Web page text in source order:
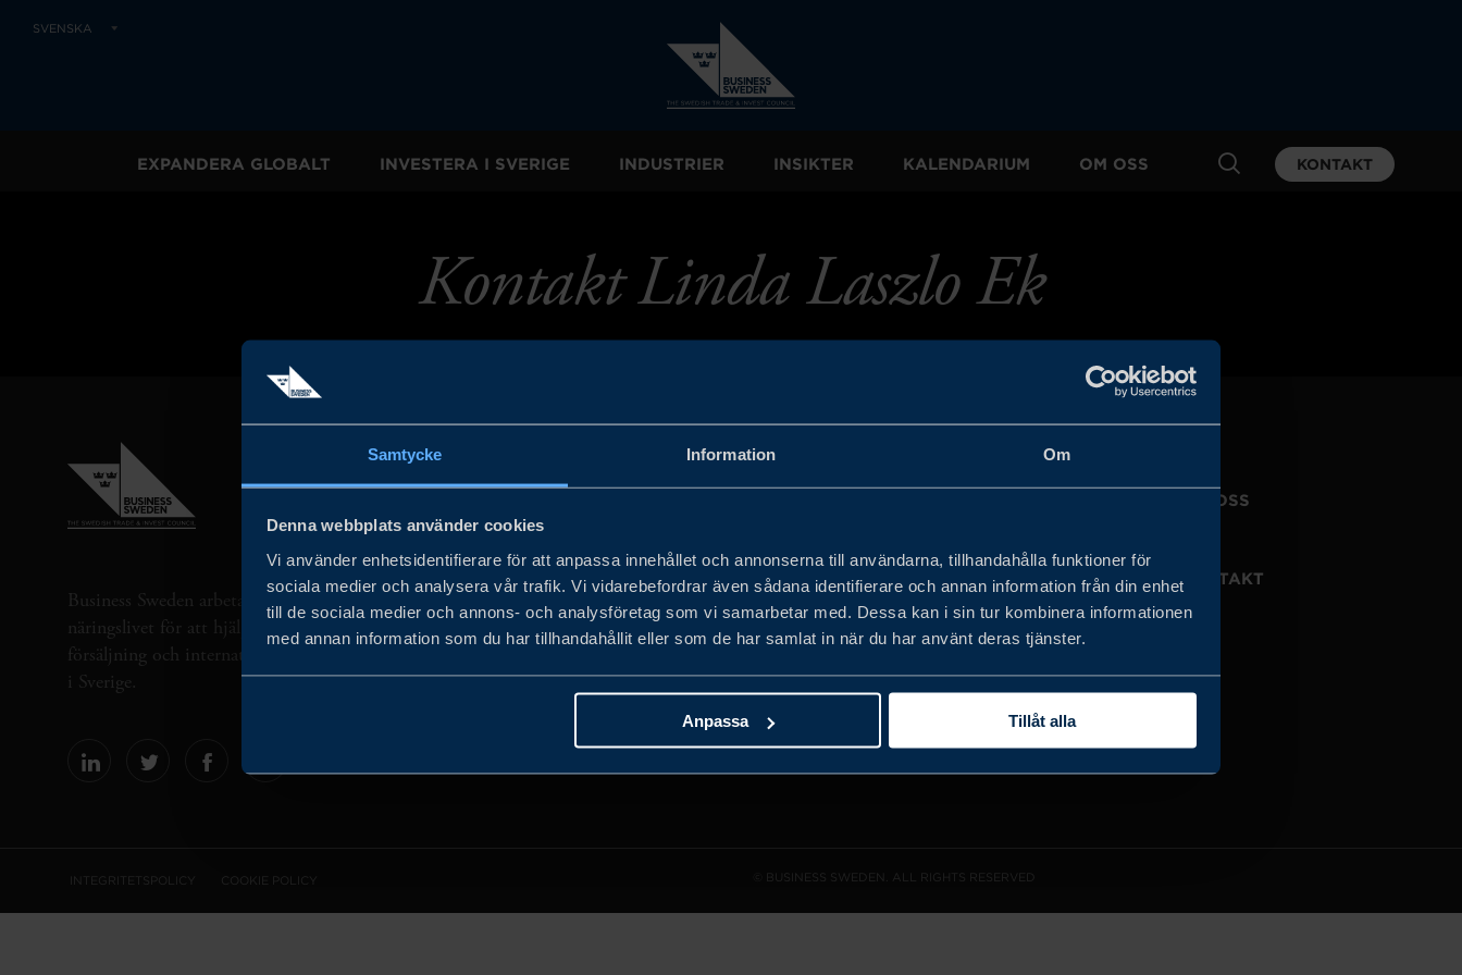
Samtycke Information Om
Denna webbplats använder cookies
Vi använder enhetsidentifierare för att anpassa innehållet och annonserna till användarna, tillhandahålla funktioner för
sociala medier och analysera vår trafik. Vi vidarebefordrar även sådana identifierare och annan information från din enhet
till de sociala medier och annons- och analysföretag som vi samarbetar med. Dessa kan i sin tur kombinera informationen
med annan information som du har tillhandahållit eller som de har samlat in när du har använt deras tjänster.
Anpassa Tillåt alla
SVENSKA
EXPANDERA GLOBALT INVESTERA I SVERIGE INDUSTRIER INSIKTER KALENDARIUM OM OSS KONTAKT
Kontakt Linda Laszlo Ek
Business Sweden arbetar på uppdrag av regeringen och det privata
näringslivet för att hjälpa svenska företag att öka sin globala
försäljning och internationella företag att investera och expandera
i Sverige.
OM OSS
VISSELBLÅSARTJÄNST KONTAKT
INTEGRITETSPOLICY COOKIE POLICY © BUSINESS SWEDEN. ALL RIGHTS RESERVED